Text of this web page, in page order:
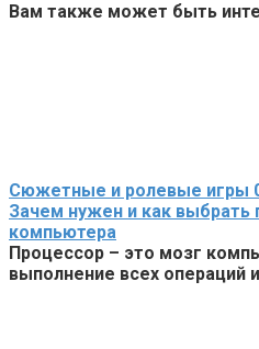
Вам также может быть
Сюжетные и ролевые игры
Зачем нужен и как выбрать
компьютера
Процессор – это мозг
выполнение всех операций